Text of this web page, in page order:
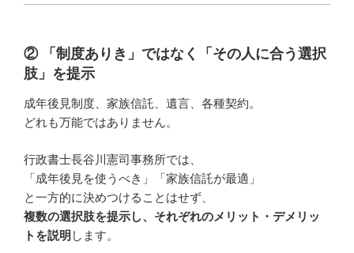
② 「制度ありき」ではなく「その人に合う選択
肢」を提示
成年後見制度、家族信託、遺言、各種契約。
どれも万能ではありません。
行政書士長谷川憲司事務所では、
「成年後見を使うべき」「家族信託が最適」
と一方的に決めつけることはせず、
複数の選択肢を提示し、それぞれのメリット・デメリッ
トを説明 します。